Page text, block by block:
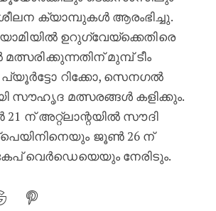
ക്യാമ്പുകൾ ആരംഭിച്ചു.
ഉറുഗ്വേയ്‌ക്കെതിരെ
മുമ്പ് ടീം
റിക്കോ, സെനഗൽ
സൗഹൃദ മത്സരങ്ങൾ കളിക്കും.
ന് അറ്റ്ലാന്റയിൽ സൗദി
ജൂൺ 26 ന്
വെർഡെയെയും നേരിടും.